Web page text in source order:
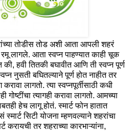
तोडीस तोड अशी आता आपली शहरं
लागले. आता स्वप्न पाहण्यात काही चूक
हवी तितकी बघावीत आणि ती स्वप्न पूर्ण
नुसती बघितल्याने पूर्ण होत नाहीत तर
लागतो. त्या स्वप्नपूर्तीसाठी कधी
गोष्टींचा त्यागही करावा लागतो. आमच्या
हेच लागू होतं. स्मार्ट फोन हातात
स्मार्ट सिटी योजना म्हणवल्याने शहरांचा
करायची तर शहराच्या कारभाऱ्यांना,